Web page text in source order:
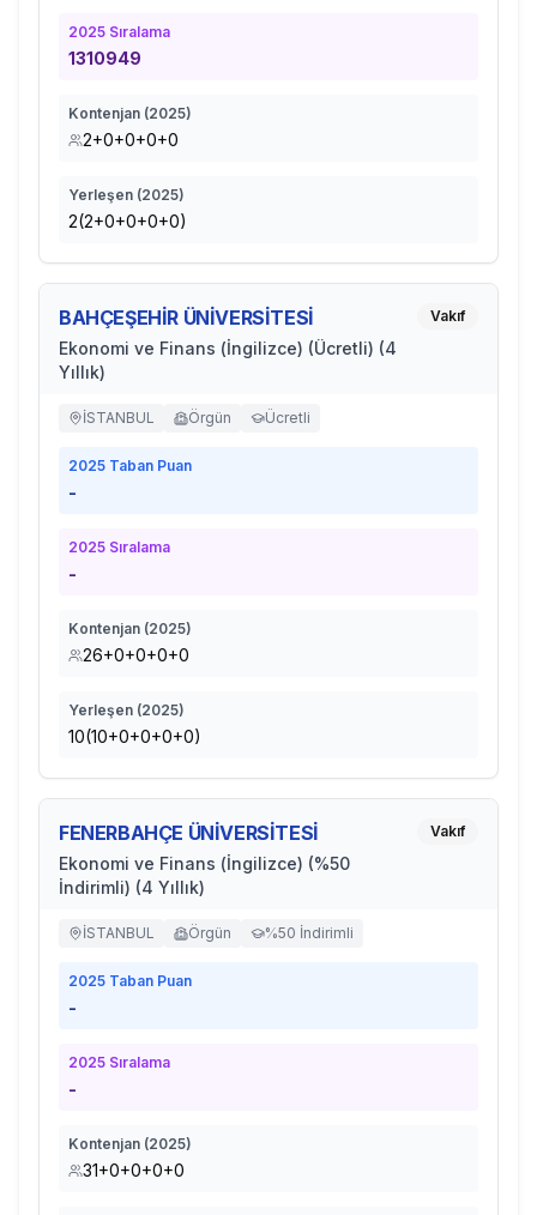
2025 Sıralama
1310949
Kontenjan (2025)
2+0+0+0+0
Yerleşen (2025)
2(2+0+0+0+0)
BAHÇEŞEHİR ÜNİVERSİTESİ
Ekonomi ve Finans (İngilizce) (Ücretli) (4
Yıllık)
Vakıf
İSTANBUL Örgün Ücretli
2025 Taban Puan
-
2025 Sıralama
-
Kontenjan (2025)
26+0+0+0+0
Yerleşen (2025)
10(10+0+0+0+0)
FENERBAHÇE ÜNİVERSİTESİ
Ekonomi ve Finans (İngilizce) (%50
İndirimli) (4 Yıllık)
Vakıf
İSTANBUL Örgün %50 İndirimli
2025 Taban Puan
-
2025 Sıralama
-
Kontenjan (2025)
31+0+0+0+0